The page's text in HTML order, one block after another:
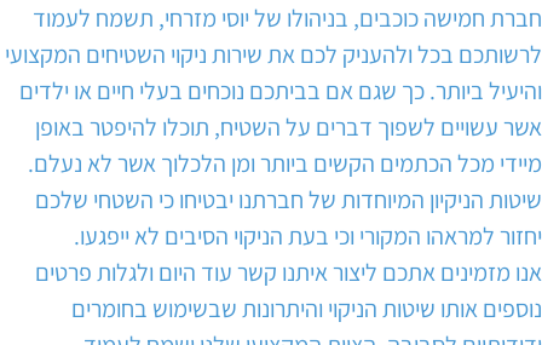
חברת חמישה כוכבים, בניהולו של יוסי מזרחי, תשמח לעמוד
לרשותכם בכל ולהעניק לכם את שירות ניקוי השטיחים המקצועי
והיעיל ביותר. כך שגם אם בביתכם נוכחים בעלי חיים או ילדים
אשר עשויים לשפוך דברים על השטיח, תוכלו להיפטר באופן
מיידי מכל הכתמים הקשים ביותר ומן הלכלוך אשר לא נעלם.
שיטות הניקיון המיוחדות של חברתנו יבטיחו כי השטחי שלכם
יחזור למראהו המקורי וכי בעת הניקוי הסיבים לא ייפגעו.
אנו מזמינים אתכם ליצור איתנו קשר עוד היום ולגלות פרטים
נוספים אותו שיטות הניקוי והיתרונות שבשימוש בחומרים